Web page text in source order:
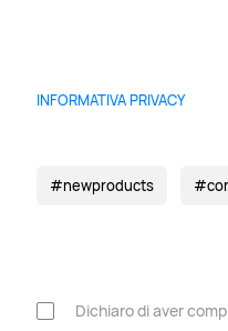
INFORMATIVA PRIVACY
#newproducts
Dichiaro di aver